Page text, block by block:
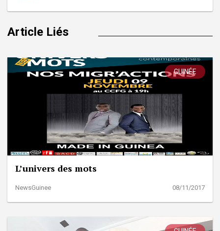
Article Liés
GUINÉE
L’univers des mots
NewsGuinee 08/11/2017